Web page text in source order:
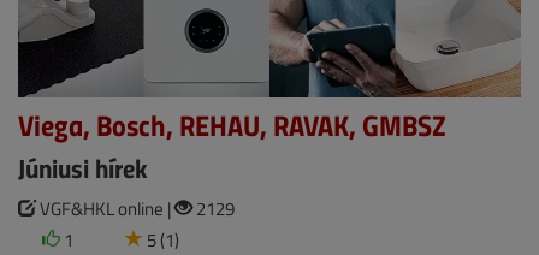
Viega, Bosch, REHAU, RAVAK, GMBSZ
Júniusi hírek
VGF&HKL online |
2129
1
5 (1)